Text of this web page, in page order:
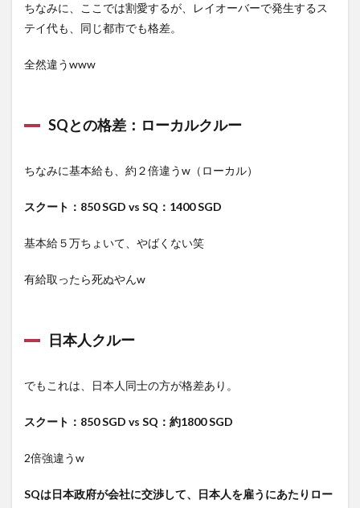
ちなみに、ここでは割愛するが、レイオーバーで発生するス
テイ代も、同じ都市でも格差。
全然違うwww
SQとの格差：ローカルクルー
ちなみに基本給も、約２倍違うw（ローカル）
スクート：850 SGD vs SQ：1400 SGD
基本給５万ちょいて、やばくない笑
有給取ったら死ぬやんw
日本人クルー
でもこれは、日本人同士の方が格差あり。
スクート：850 SGD vs SQ：約1800 SGD
2倍強違うw
SQは日本政府が会社に交渉して、日本人を雇うにあたりロー